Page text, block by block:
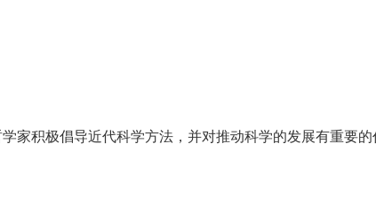
家积极倡导近代科学方法，并对推动科学的发展有重要的